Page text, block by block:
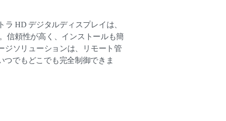
ラ HD デジタルディスプレイは、
信頼性が高く、インストールも簡
ジソリューションは、リモート管
つでもどこでも完全制御できま